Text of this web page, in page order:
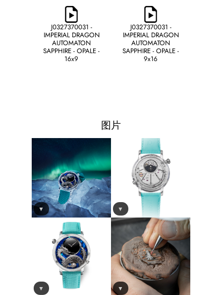
J0327370031 -
IMPERIAL DRAGON
AUTOMATON
SAPPHIRE - OPALE -
16x9
J0327370031 -
IMPERIAL DRAGON
AUTOMATON
SAPPHIRE - OPALE -
9x16
图片
▼ ▼
▼ ▼